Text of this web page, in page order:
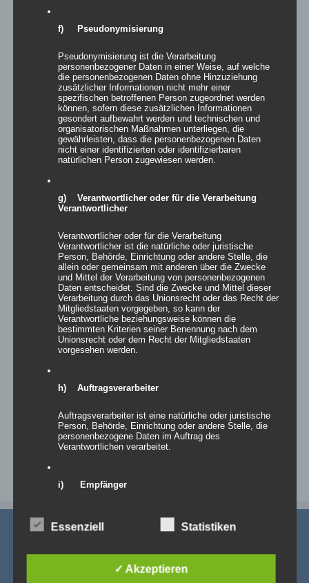
zur Wunschliste
Inflatables AIRFANCY
Details
zur Wunschliste
f) Pseudonymisierung
Pseudonymisierung ist die Verarbeitung
personenbezogener Daten in einer Weise, auf welche
die personenbezogenen Daten ohne Hinzuziehung
zusätzlicher Informationen nicht mehr einer
spezifischen betroffenen Person zugeordnet werden
können, sofern diese zusätzlichen Informationen
gesondert aufbewahrt werden und technischen und
organisatorischen Maßnahmen unterliegen, die
gewährleisten, dass die personenbezogenen Daten
nicht einer identifizierten oder identifizierbaren
natürlichen Person zugewiesen werden.
g) Verantwortlicher oder für die Verarbeitung
Verantwortlicher
Verantwortlicher oder für die Verarbeitung
Verantwortlicher ist die natürliche oder juristische
Person, Behörde, Einrichtung oder andere Stelle, die
allein oder gemeinsam mit anderen über die Zwecke
und Mittel der Verarbeitung von personenbezogenen
Daten entscheidet. Sind die Zwecke und Mittel dieser
Verarbeitung durch das Unionsrecht oder das Recht der
Mitgliedstaaten vorgegeben, so kann der
Verantwortliche beziehungsweise können die
bestimmten Kriterien seiner Benennung nach dem
Unionsrecht oder dem Recht der Mitgliedstaaten
vorgesehen werden.
h) Auftragsverarbeiter
Auftragsverarbeiter ist eine natürliche oder juristische
Person, Behörde, Einrichtung oder andere Stelle, die
personenbezogene Daten im Auftrag des
Verantwortlichen verarbeitet.
i) Empfänger
Behörde, Einrichtung oder andere Stelle, der
personenbezogene Daten offengelegt werden,
handelt oder nicht. Behörden, die im Rahmen eines
bestimmten Untersuchungsauftrags nach dem
Unionsrecht oder dem Recht der Mitgliedstaaten
Essenziell Statistiken
✓ Akzeptieren